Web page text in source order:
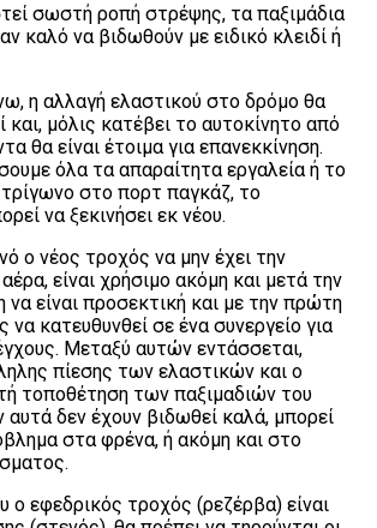
σωστή ροπή στρέψης, τα παξιμάδια
καλό να βιδωθούν με ειδικό κλειδί ή
η αλλαγή ελαστικού στο δρόμο θα
και, μόλις κατέβει το αυτοκίνητο από
θα είναι έτοιμα για επανεκκίνηση.
όλα τα απαραίτητα εργαλεία ή το
τρίγωνο στο πορτ παγκάζ, το
να ξεκινήσει εκ νέου.
ο νέος τροχός να μην έχει την
είναι χρήσιμο ακόμη και μετά την
να είναι προσεκτική και με την πρώτη
να κατευθυνθεί σε ένα συνεργείο για
Μεταξύ αυτών εντάσσεται,
πίεσης των ελαστικών και ο
τοποθέτηση των παξιμαδιών του
δεν έχουν βιδωθεί καλά, μπορεί
στα φρένα, ή ακόμη και στο
ο εφεδρικός τροχός (ρεζέρβα) είναι